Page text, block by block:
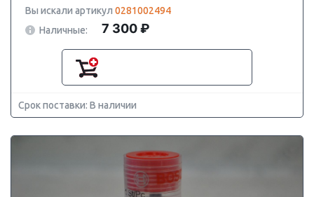
Вы искали артикул 0281002494
Наличные:
7 300 ₽
Срок поставки: В наличии